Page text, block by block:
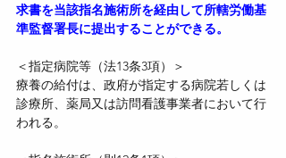
求書を当該指名施術所を経由して所轄労働基
準監督署長に提出することができる。
＜指定病院等（法13条3項）＞
療養の給付は、政府が指定する病院若しくは
診療所、薬局又は訪問看護事業者において行
われる。